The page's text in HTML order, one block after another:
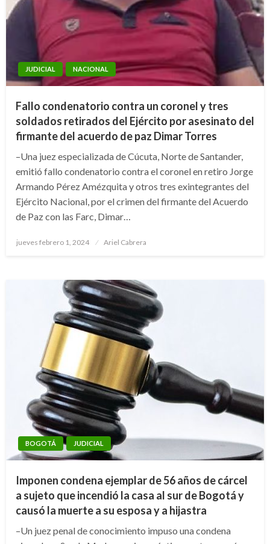
JUDICIAL NACIONAL
Fallo condenatorio contra un coronel y tres
soldados retirados del Ejército por asesinato del
firmante del acuerdo de paz Dimar Torres
–Una juez especializada de Cúcuta, Norte de Santander,
emitió fallo condenatorio contra el coronel en retiro Jorge
Armando Pérez Amézquita y otros tres exintegrantes del
Ejército Nacional, por el crimen del firmante del Acuerdo
de Paz con las Farc, Dimar…
Publicado
jueves febrero 1, 2024 Ariel Cabrera
BOGOTÁ JUDICIAL
Imponen condena ejemplar de 56 años de cárcel
a sujeto que incendió la casa al sur de Bogotá y
causó la muerte a su esposa y a hijastra
–Un juez penal de conocimiento impuso una condena